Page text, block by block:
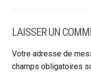
LAISSER UN
Votre adresse de
champs obligatoires